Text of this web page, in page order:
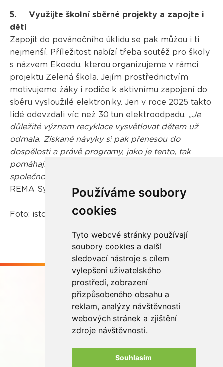
Používáme soubory
cookies
Tyto webové stránky používají
soubory cookies a další
sledovací nástroje s cílem
vylepšení uživatelského
prostředí, zobrazení
přizpůsobeného obsahu a
reklam, analýzy návštěvnosti
webových stránek a zjištění
zdroje návštěvnosti.
Souhlasím
5. Využijte školní sběrné projekty a zapojte i
děti
Zapojit do povánočního úklidu se pak můžou i ti
nejmenší. Příležitost nabízí třeba soutěž pro školy
s názvem Ekoedu, kterou organizujeme v rámci
projektu Zelená škola. Jejím prostřednictvím
motivujeme žáky i rodiče k aktivnímu zapojení do
sběru vysloužilé elektroniky. Jen v roce 2025 takto
lidé odevzdali víc než 30 tun elektroodpadu. „Je
důležité význam recyklace vysvětlovat dětem už
odmala. Získané návyky si pak přenesou do
dospělosti a právě programy, jako je tento, tak
pomáhají budovat ekologické chování v celé
společnosti,“
REMA Systém Denisa Krumlová.
Foto: istockphoto.com
Buďme ve spojení